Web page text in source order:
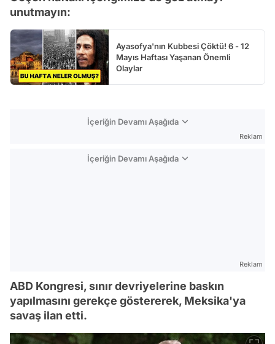
unutmayın:
Ayasofya'nın Kubbesi Çöktü! 6 - 12
Mayıs Haftası Yaşanan Önemli
Olaylar
İçeriğin Devamı Aşağıda
Reklam
İçeriğin Devamı Aşağıda
Reklam
ABD Kongresi, sınır devriyelerine baskın
yapılmasını gerekçe göstererek, Meksika'ya
savaş ilan etti.